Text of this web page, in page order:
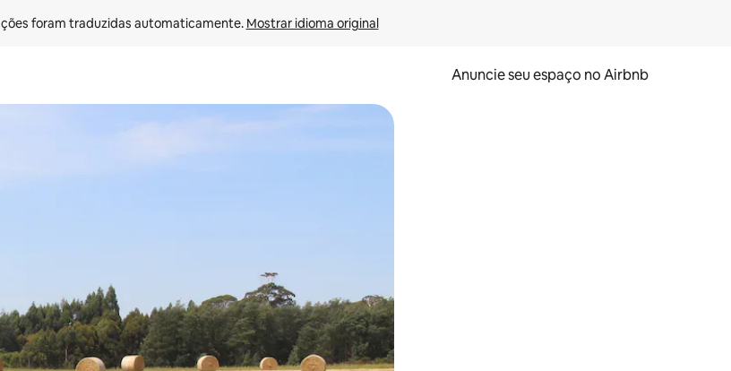
foram traduzidas automaticamente. Mostrar idioma original
Anuncie seu espaço no Airbnb
seta para cima e para baixo do teclado ou tocando e deslizando o dedo na tela.